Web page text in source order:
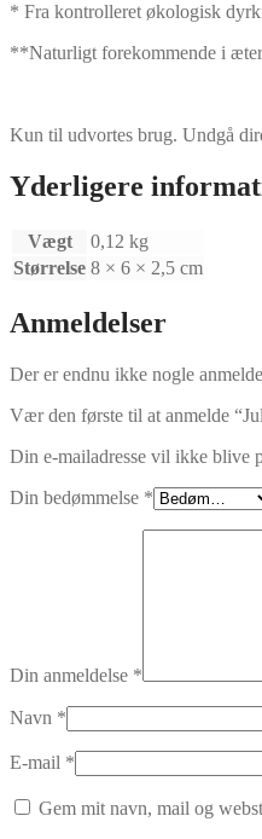
* Fra kontrolleret økologisk
**Naturligt forekommende i
Kun til udvortes brug. Undgå
Yderligere
Vægt
0,12 kg
Størrelse 8 × 6 × 2,5 cm
Anmeldelser
Der er endnu ikke nogle
Vær den første til at anmelde
Din e-mailadresse vil ikke blive
Din bedømmelse *
Din anmeldelse *
Navn *
E-mail *
Gem mit navn, mail og